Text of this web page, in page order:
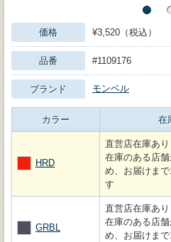
価格 ¥3,520（税込）
品番 #1109176
ブランド モンベル
カラー 在
HRD
直営店在庫あり
在庫のある店
め、お届けま
す
GRBL
直営店在庫あり
在庫のある店
め、お届けま